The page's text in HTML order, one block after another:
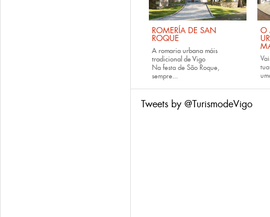
ROMERÍA DE SAN
ROQUE
A romaria urbana máis
tradicional de Vigo
Na festa de São Roque,
sempre...
O
Tweets by @TurismodeVigo